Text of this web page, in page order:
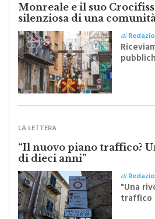
Monreale e il suo
silenziosa di una comunità
di
Festa
LA LETTERA
“Il nuovo piano traffico?
di dieci anni”
di
"Una
traffico